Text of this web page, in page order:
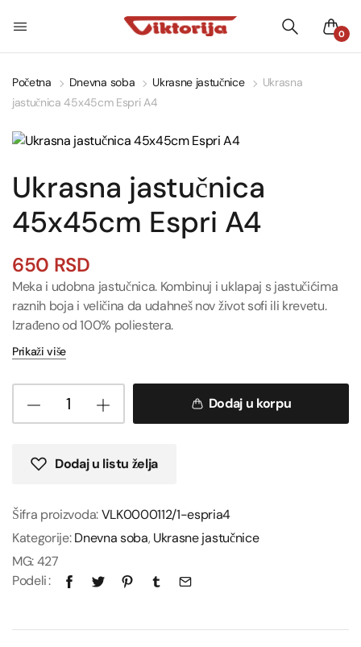
0
Početna Dnevna soba Ukrasne jastučnice
Ukrasna
jastučnica 45x45cm Espri A4
Ukrasna jastučnica
45x45cm Espri A4
650 RSD
Meka i udobna jastučnica. Kombinuj i uklapaj s jastučićima
raznih boja i veličina da udahneš nov život sofi ili krevetu.
Izrađeno od 100% poliestera.
Prikaži više
Dodaj u korpu
Dodaj u listu želja
Šifra proizvoda:VLK0000112/1-espria4
Kategorije:Dnevna soba,Ukrasne jastučnice
MG:427
Podeli